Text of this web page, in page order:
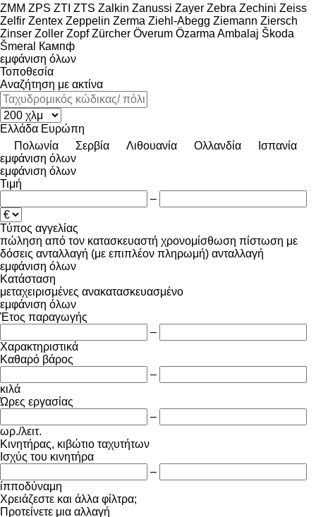
ZMM ZPS ZTI ZTS Zalkin Zanussi Zayer Zebra Zechini Zeiss
Zelfir Zentex Zeppelin Zerma Ziehl-Abegg Ziemann Ziersch
Zinser Zoller Zopf Zürcher Överum Özarma Ambalaj Škoda
Šmeral
Кампф
εμφάνιση όλων
Τοποθεσία
Αναζήτηση με ακτίνα
Ελλάδα Ευρώπη
Πολωνία
Σερβία Λιθουανία Ολλανδία
Ισπανία
εμφάνιση όλων
εμφάνιση όλων
Τιμή
–
Τύπος αγγελίας
πώληση από τον κατασκευαστή χρονομίσθωση πίστωση με
δόσεις ανταλλαγή (με επιπλέον πληρωμή) ανταλλαγή
εμφάνιση όλων
Κατάσταση
μεταχειρισμένες ανακατασκευασμένο
εμφάνιση όλων
Έτος παραγωγής
–
Χαρακτηριστικά
Καθαρό βάρος
–
κιλά
Ώρες εργασίας
–
ωρ./λειτ.
Κινητήρας, κιβώτιο ταχυτήτων
Ισχύς του κινητήρα
–
ίπποδύναμη
Χρειάζεστε και άλλα φίλτρα;
Προτείνετε μια αλλαγή